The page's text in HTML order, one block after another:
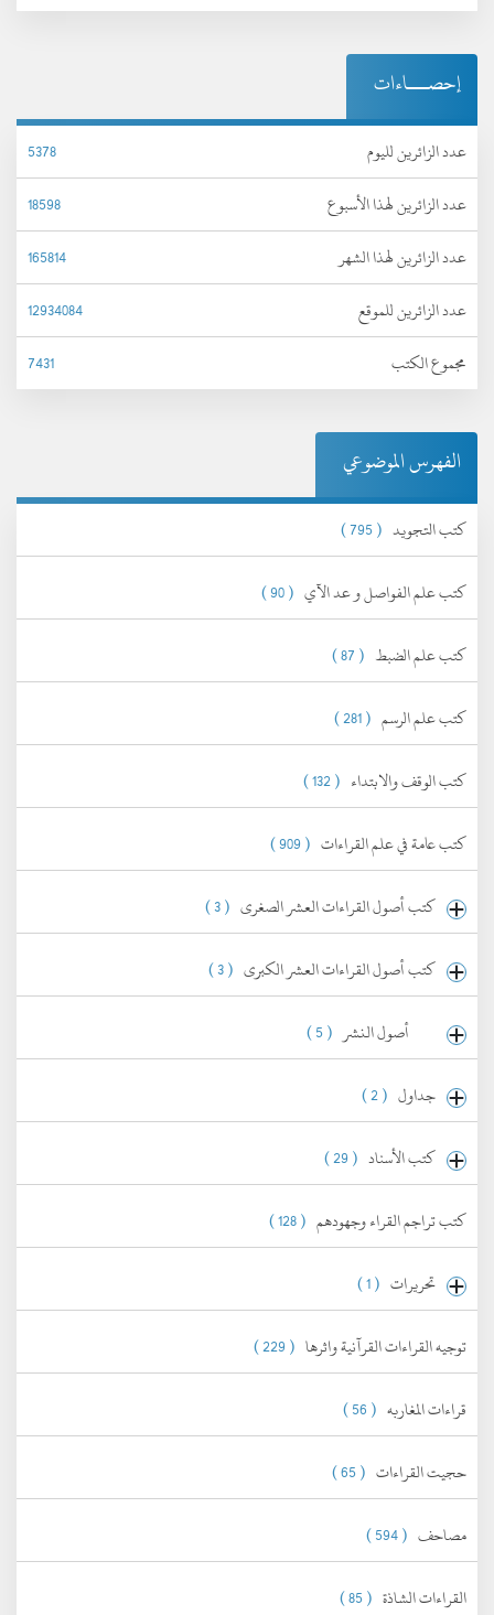
إحصـــاءات
عدد الزائرين لليوم
5378
عدد الزائرين لهذا الأسبوع
18598
عدد الزائرين لهذا الشهر
165814
عدد الزائرين للموقع
12934084
مجموع الكتب
7431
الفهرس الموضوعي
كتب التجويد ( 795 )
كتب علم الفواصل و عد الآي ( 90 )
كتب علم الضبط ( 87 )
كتب علم الرسم ( 281 )
كتب الوقف والابتداء ( 132 )
كتب عامة في علم القراءات ( 909 )
كتب أصول القراءات العشر الصغرى ( 3 )
كتب أصول القراءات العشر الكبرى ( 3 )
أصول النشر ( 5 )
جداول ( 2 )
كتب الأسناد ( 29 )
كتب تراجم القراء وجهودهم ( 128 )
تحريرات ( 1 )
توجيه القراءات القرآنية واثرها ( 229 )
قراءات المغاربه ( 56 )
حجيت القراءات ( 65 )
مصاحف ( 594 )
القراءات الشاذة ( 85 )